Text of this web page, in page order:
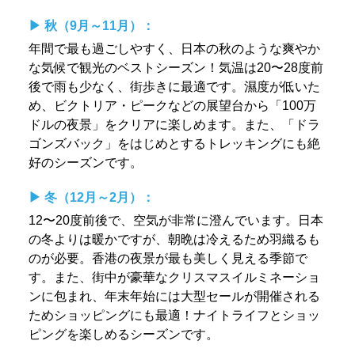
▶︎ 秋（9月～11月）：
年間で最も過ごしやすく、日本の秋のような爽やか
な気候で観光のベストシーズン！気温は20〜28度前
後で雨も少なく、街歩きに最適です。濕度が低いた
め、ビクトリア・ピークなどの展望台から「100万
ドルの夜景」をクリアに楽しめます。また、「ドラ
ゴンズバック」をはじめとするトレッキングにも絶
好のシーズンです。
▶︎ 冬（12月～2月）：
12〜20度前後で、空気が非常に澄んでいます。日本
の冬よりは暖かですが、朝晩は冷えるため羽織るも
のが必要。香港の夜景が最も美しく見える季節で
す。また、街中が豪華なクリスマスイルミネーショ
ンに包まれ、年末年始には大型セールが開催される
ためショッピングにも最適！ナイトライフとショッ
ピングを楽しめるシーズンです。